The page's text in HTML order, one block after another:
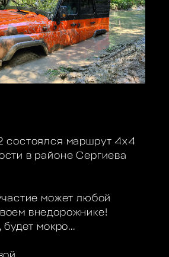
состоялся маршрут 4х4
в районе Сергиева
может любой
внедорожнике!
мокро...